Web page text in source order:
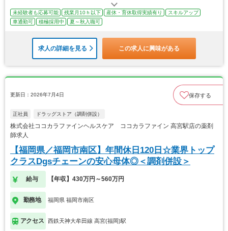
未経験者も応募可能 残業月10ｈ以下 産休・育休取得実績有り
スキルアップ
車通勤可
積極採用中 夏～秋入職可
求人の詳細を見る この求人に興味がある
更新日：2026年7月4日 保存する
正社員 ドラッグストア（調剤併設）
株式会社ココカラファインヘルスケア ココカラファイン 高宮駅店の薬剤
師求人
【福岡県／福岡市南区】年間休日120日☆業界トップ
クラスDgsチェーンの安心母体◎＜調剤併設＞
給与 【年収】430万円～560万円
勤務地 福岡県 福岡市南区
アクセス 西鉄天神大牟田線 高宮(福岡)駅